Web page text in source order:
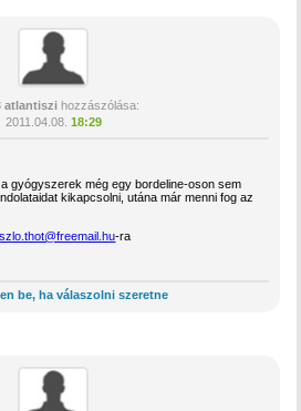
atlantiszihozzászólása:
2011.04.08. 18:29
gyógyszerek még egy bordeline-oson sem
kikapcsolni, utána már menni fog az
-ra
be, ha válaszolni szeretne